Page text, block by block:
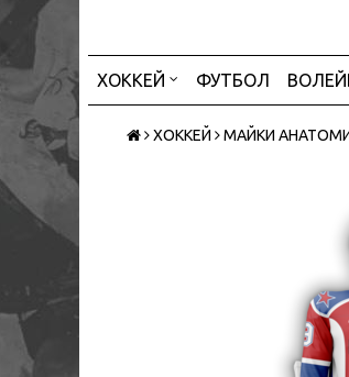
ХОККЕЙ ФУТБОЛ
ХОККЕЙ МАЙКИ